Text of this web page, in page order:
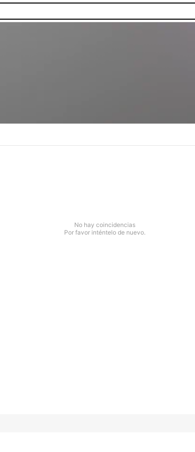
No hay coincidencias
Por favor inténtelo de nuevo.